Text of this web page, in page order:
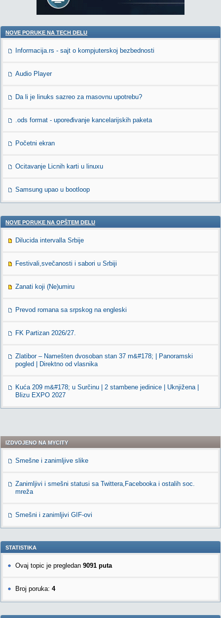
NOVE PORUKE NA TECH DELU
Informacija.rs - sajt o kompjuterskoj bezbednosti
Audio Player
Da li je linuks sazreo za masovnu upotrebu?
.ods format - upoređivanje kancelarijskih paketa
Početni ekran
Ocitavanje Licnih karti u linuxu
Samsung upao u bootloop
NOVE PORUKE NA OPŠTEM DELU
Dilucida intervalla Srbije
Festivali,svečanosti i sabori u Srbiji
Zanati koji (Ne)umiru
Prevod romana sa srpskog na engleski
FK Partizan 2026/27.
Zlatibor – Namešten dvosoban stan 37 m&#178; | Panoramski
pogled | Direktno od vlasnika
Kuća 209 m&#178; u Surčinu | 2 stambene jedinice | Uknjižena |
Blizu EXPO 2027
IZDVOJENO NA MYCITY
Smešne i zanimljive slike
Zanimljivi i smešni statusi sa Twittera,Facebooka i ostalih soc.
mreža
Smešni i zanimljivi GIF-ovi
STATISTIKA
Ovaj topic je pregledan 9091 puta
Broj poruka: 4